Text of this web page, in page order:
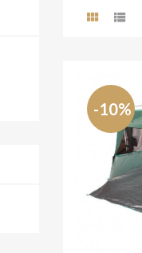
-10%